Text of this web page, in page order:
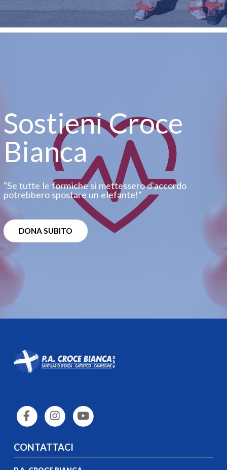
Sostieni Croce
Bianca
"Se tutte le formiche si mettessero dʼaccordo
potrebbero spostare un elefante!"
DONA SUBITO
CONTATTACI